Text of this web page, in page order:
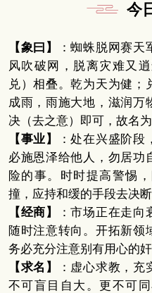
今
【象曰】
：蜘蛛脱网赛
风吹破网，脱离灾难又
兑）相叠。乾为天为健；
成雨，雨施大地，滋润万
决（去之意）即可，故名为
【事业】
：处在兴盛阶
必施恩泽给他人，勿居功
险的事。时时提高警惕
撞，应持和缓的手段去决
【经商】
：市场正在走向
随时注意转向。开拓新领
务必充分注意别有用心的
【求名】
：虚心求教，充
不可盲目自大。更不可